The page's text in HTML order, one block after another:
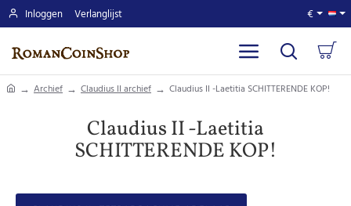
Inloggen Verlanglijst €
homeArchief Claudius II archief Claudius II -Laetitia SCHITTERENDE KOP!
Claudius II -Laetitia
SCHITTERENDE KOP!